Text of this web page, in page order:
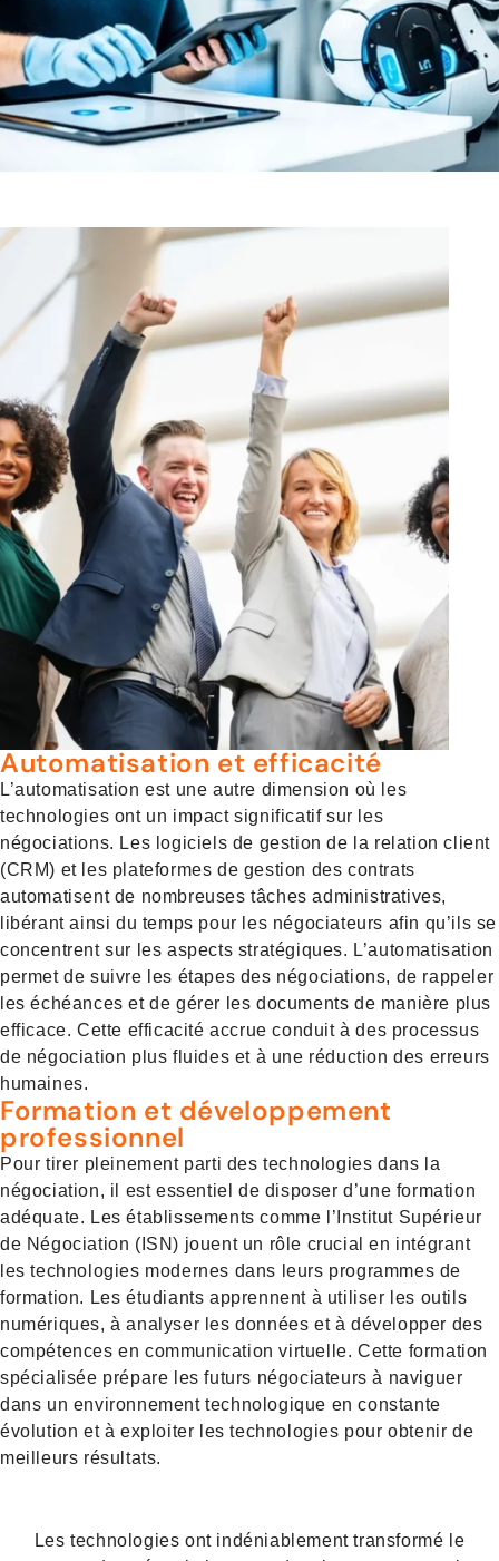
Automatisation et efficacité
L’automatisation est une autre dimension où les
technologies ont un impact significatif sur les
négociations. Les logiciels de gestion de la relation client
(CRM) et les plateformes de gestion des contrats
automatisent de nombreuses tâches administratives,
libérant ainsi du temps pour les négociateurs afin qu’ils se
concentrent sur les aspects stratégiques. L’automatisation
permet de suivre les étapes des négociations, de rappeler
les échéances et de gérer les documents de manière plus
efficace. Cette efficacité accrue conduit à des processus
de négociation plus fluides et à une réduction des erreurs
humaines.
Formation et développement
professionnel
Pour tirer pleinement parti des technologies dans la
négociation, il est essentiel de disposer d’une formation
adéquate. Les établissements comme l’Institut Supérieur
de Négociation (ISN) jouent un rôle crucial en intégrant
les technologies modernes dans leurs programmes de
formation. Les étudiants apprennent à utiliser les outils
numériques, à analyser les données et à développer des
compétences en communication virtuelle. Cette formation
spécialisée prépare les futurs négociateurs à naviguer
dans un environnement technologique en constante
évolution et à exploiter les technologies pour obtenir de
meilleurs résultats.
Les technologies ont indéniablement transformé le